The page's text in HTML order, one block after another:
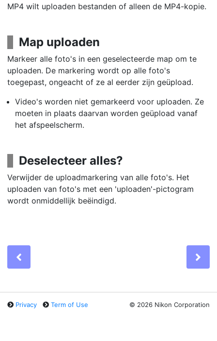
MP4 wilt uploaden bestanden of alleen de MP4-kopie.
Map uploaden
Markeer alle foto's in een geselecteerde map om te
uploaden. De markering wordt op alle foto's
toegepast, ongeacht of ze al eerder zijn geüpload.
Video's worden niet gemarkeerd voor uploaden. Ze
moeten in plaats daarvan worden geüpload vanaf
het afspeelscherm.
Deselecteer alles?
Verwijder de uploadmarkering van alle foto's. Het
uploaden van foto's met een 'uploaden'-pictogram
wordt onmiddellijk beëindigd.
Privacy Term of Use © 2026 Nikon Corporation